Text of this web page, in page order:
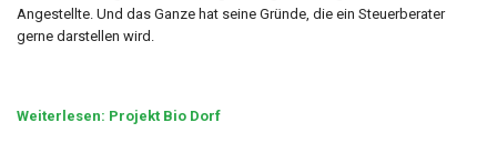
Angestellte. Und das Ganze hat seine Gründe, die ein Steuerberater
gerne darstellen wird.
Weiterlesen: Projekt Bio Dorf